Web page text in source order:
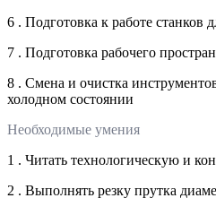
6 . Подготовка к работе станков
7 . Подготовка рабочего
8 . Смена и очистка
холодном состоянии
Необходимые умения
1 . Читать технологическую и
2 . Выполнять резку прутка